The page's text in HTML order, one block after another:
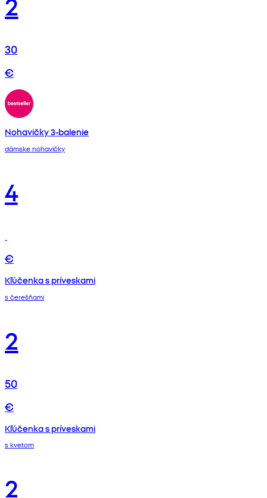
30
€
Nohavičky 3-balenie
dámske nohavičky
4
€
Kľúčenka s príveskami
s čerešňami
2
50
€
Kľúčenka s príveskami
s kvetom
2